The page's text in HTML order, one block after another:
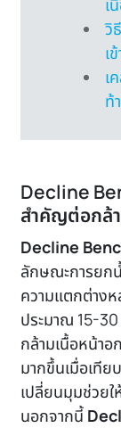
เ
วิ
เ
เ
ท้
Decline
สำคัญต่อกล้
Decline
ลักษณะการยก
ความแตกต่าง
ประมาณ 15-
กล้ามเนื้อหน้า
มากขึ้นเมื่อเทีย
เปลี่ยนมุมช่วยใ
นอกจากนี้